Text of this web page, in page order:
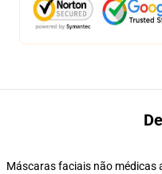
Máscaras faciais não médicas